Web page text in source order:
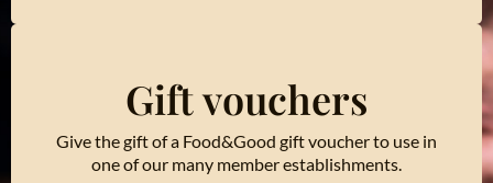
Gift vouchers
Give the gift of a Food&Good gift voucher to use in
one of our many member establishments.